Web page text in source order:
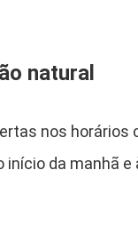
natural
nos horários
início da manhã